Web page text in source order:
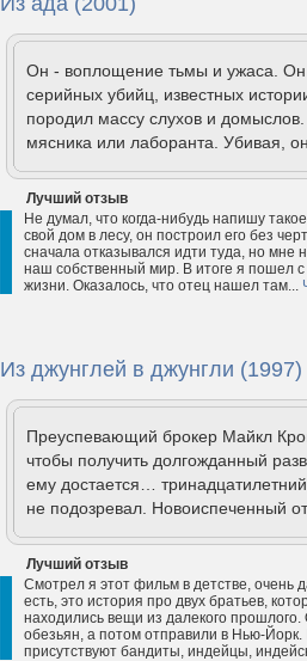
Он - воплощение тьмы и ужаса. Он
серийных убийц, известных
породил массу слухов и
мясника или лаборанта. Убивая,
Лучший отзыв
Не думал, что когда-нибудь напишу
свой дом в лесу, он построил его без
сначала отказывался идти туда, но мне
наш собственный мир. В итоге я пошел
жизни. Оказалось, что отец нашел там...
Из джунглей в джунгли (1997)
Преуспевающий брокер Майкл
чтобы получить долгожданный
ему достается…
не подозревал. Новоиспеченный
Лучший отзыв
Смотрел я этот фильм в детстве, очень
есть, это история про двух братьев,
находились вещи из далекого
обезьян, а потом отправили в Нью-
присутствуют бандиты, индейцы,